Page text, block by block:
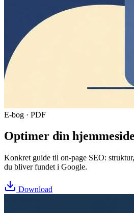
E-bog · PDF
Optimer din
Konkret guide til on-page SEO:
du bliver fundet i Google.
Download